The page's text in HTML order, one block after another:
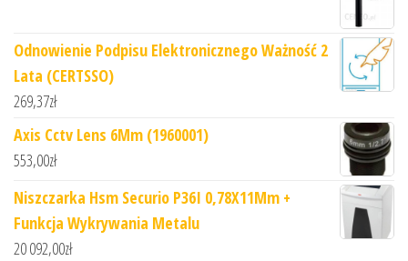
Odnowienie Podpisu Elektronicznego Ważność 2
Lata (CERTSSO)
269,37zł
Axis Cctv Lens 6Mm (1960001)
553,00zł
Niszczarka Hsm Securio P36I 0,78X11Mm +
Funkcja Wykrywania Metalu
20 092,00zł